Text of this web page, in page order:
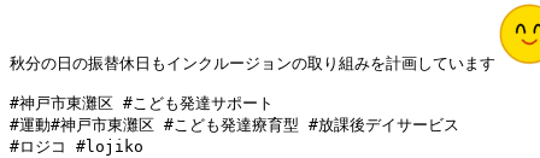
秋分の日の振替休日もインクルージョンの取り組みを計画しています
#神戸市東灘区 #こども発達サポート
#運動#神戸市東灘区 #こども発達療育型 #放課後デイサービス
#ロジコ #lojiko